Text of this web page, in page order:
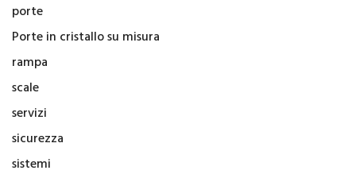
porte
Porte in cristallo su misura
rampa
scale
servizi
sicurezza
sistemi